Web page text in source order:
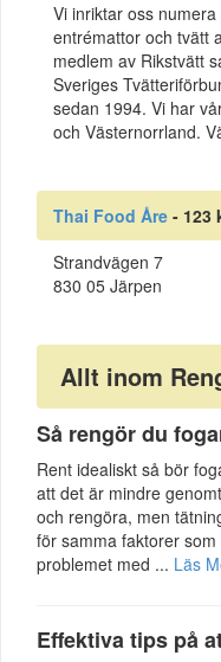
Vi inriktar oss
entrémattor och tvätt
medlem av Rikstvätt
Sveriges
sedan 1994. Vi har
och Västernorrland.
Thai Food Åre - 123
Strandvägen 7
830 05 Järpen
Allt inom
Så rengör du
Rent idealiskt så bör
att det är mindre
och rengöra, men
för samma faktorer
problemet med ... Läs
Effektiva tips på